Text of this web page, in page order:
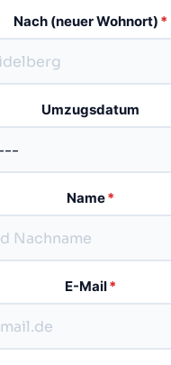
Nach (neuer Wohnort) *
Umzugsdatum
Name*
E-Mail*